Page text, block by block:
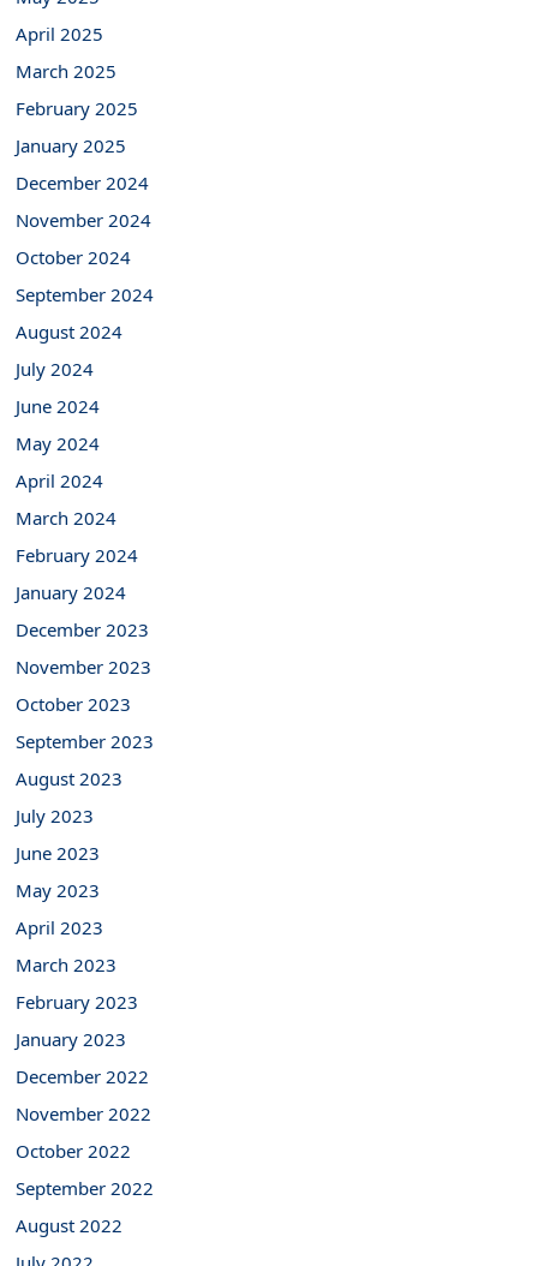
April 2025
March 2025
February 2025
January 2025
December 2024
November 2024
October 2024
September 2024
August 2024
July 2024
June 2024
May 2024
April 2024
March 2024
February 2024
January 2024
December 2023
November 2023
October 2023
September 2023
August 2023
July 2023
June 2023
May 2023
April 2023
March 2023
February 2023
January 2023
December 2022
November 2022
October 2022
September 2022
August 2022